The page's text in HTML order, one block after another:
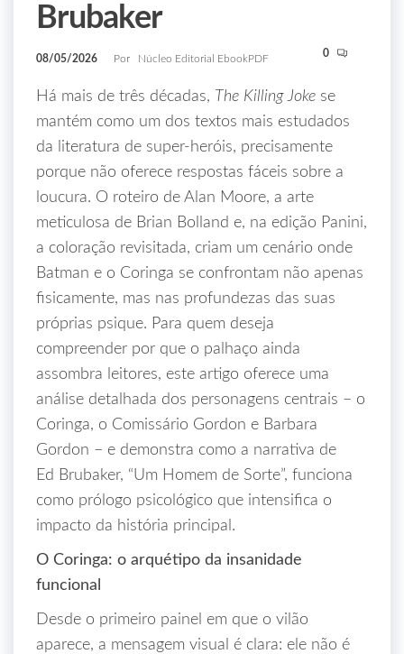
Brubaker
08/05/2026 Por Núcleo Editorial EbookPDF 0
Há mais de três décadas, The Killing Joke se
mantém como um dos textos mais estudados
da literatura de super‑heróis, precisamente
porque não oferece respostas fáceis sobre a
loucura. O roteiro de Alan Moore, a arte
meticulosa de Brian Bolland e, na edição Panini,
a coloração revisitada, criam um cenário onde
Batman e o Coringa se confrontam não apenas
fisicamente, mas nas profundezas das suas
próprias psique. Para quem deseja
compreender por que o palhaço ainda
assombra leitores, este artigo oferece uma
análise detalhada dos personagens centrais – o
Coringa, o Comissário Gordon e Barbara
Gordon – e demonstra como a narrativa de
Ed Brubaker, “Um Homem de Sorte”, funciona
como prólogo psicológico que intensifica o
impacto da história principal.
O Coringa: o arquétipo da insanidade
funcional
Desde o primeiro painel em que o vilão
aparece, a mensagem visual é clara: ele não é